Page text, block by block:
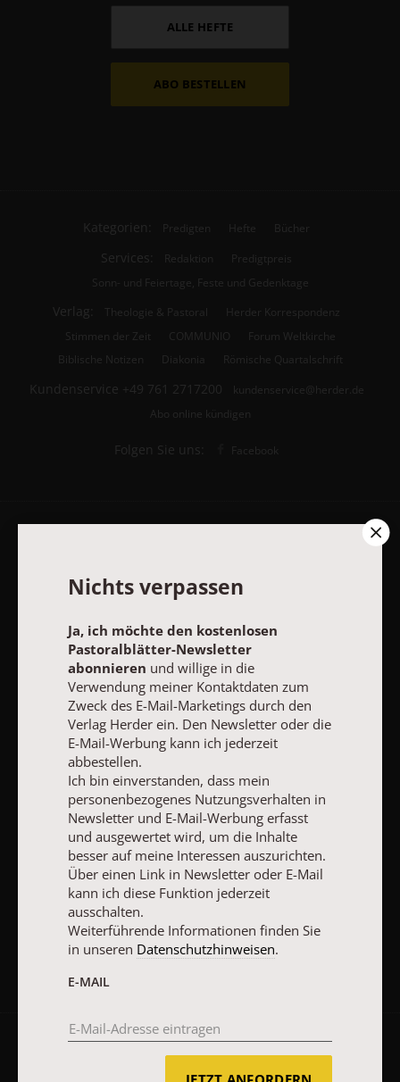
ALLE HEFTE
ABO BESTELLEN
Kategorien: Predigten Hefte Bücher
Services: Redaktion
Predigtpreis
Sonn- und Feiertage, Feste und Gedenktage
Verlag: Theologie & Pastoral
Herder Korrespondenz
Stimmen der Zeit
COMMUNIO
Forum Weltkirche
Biblische Notizen
Diakonia Römische Quartalschrift
Kundenservice +49 761 2717200
kundenservice@herder.de
Abo online kündigen
Folgen Sie uns: Facebook
Ja, ich möchte den kostenlosen Pastoralblätter-Newsletter
zum Zweck des E-Mail-Marketings durch den Verlag Herder ein.
Den Newsletter oder die E-Mail-Werbung kann ich jederzeit
abbestellen.
Ich bin einverstanden, dass mein personenbezogenes
Nutzungsverhalten in Newsletter und E-Mail-Werbung erfasst
und ausgewertet wird, um die Inhalte besser auf meine
Interessen auszurichten. Über einen Link in Newsletter oder E-
Mail kann ich diese Funktion jederzeit ausschalten.
Weiterführende Informationen finden Sie in unseren
Datenschutzhinweisen.
AGB und Widerrufsbelehrung Datenschutz Barrierefreiheit
Nichts verpassen
Ja, ich möchte den kostenlosen
Pastoralblätter-Newsletter
abonnieren und willige in die
Verwendung meiner Kontaktdaten zum
Zweck des E-Mail-Marketings durch den
Verlag Herder ein. Den Newsletter oder die
E-Mail-Werbung kann ich jederzeit
abbestellen.
Ich bin einverstanden, dass mein
personenbezogenes Nutzungsverhalten in
Newsletter und E-Mail-Werbung erfasst
und ausgewertet wird, um die Inhalte
besser auf meine Interessen auszurichten.
Über einen Link in Newsletter oder E-Mail
kann ich diese Funktion jederzeit
ausschalten.
Weiterführende Informationen finden Sie
in unseren Datenschutzhinweisen.
E-MAIL